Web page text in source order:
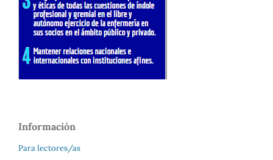
Información
Para lectores/as